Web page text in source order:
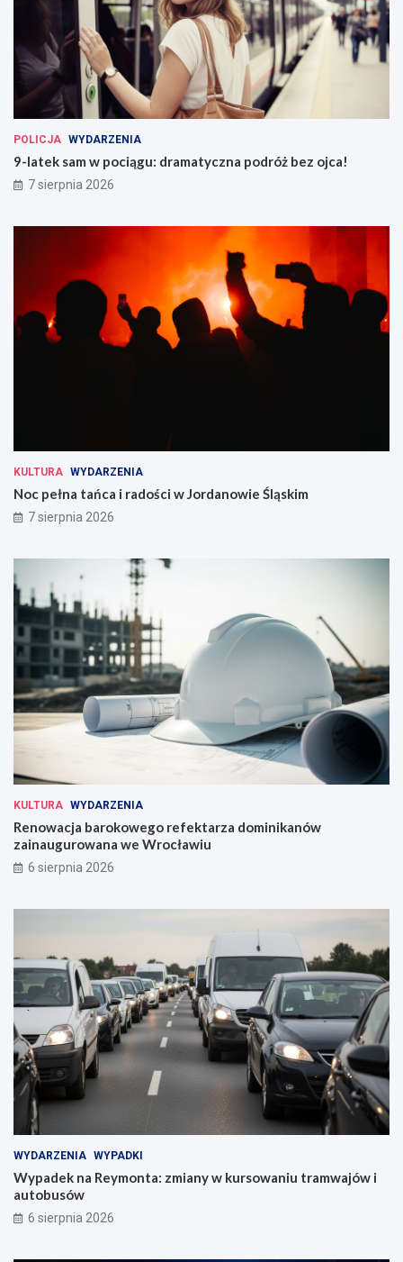
POLICJA WYDARZENIA
9-latek sam w pociągu: dramatyczna podróż bez ojca!
7 sierpnia 2026
KULTURA WYDARZENIA
Noc pełna tańca i radości w Jordanowie Śląskim
7 sierpnia 2026
KULTURA WYDARZENIA
Renowacja barokowego refektarza dominikanów
zainaugurowana we Wrocławiu
6 sierpnia 2026
WYDARZENIA WYPADKI
Wypadek na Reymonta: zmiany w kursowaniu tramwajów i
autobusów
6 sierpnia 2026